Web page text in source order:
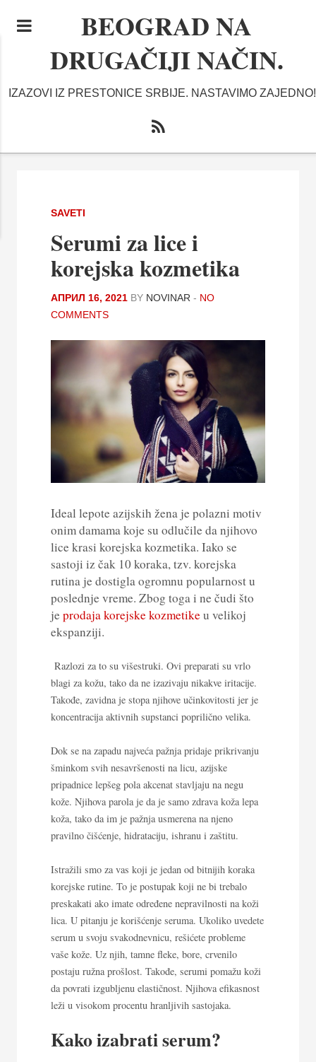
BEOGRAD NA
DRUGAČIJI NAČIN.
IZAZOVI IZ PRESTONICE SRBIJE. NASTAVIMO ZAJEDNO!
SAVETI
Serumi za lice i
korejska kozmetika
АПРИЛ 16, 2021 BY NOVINAR - NO
COMMENTS
Ideal lepote azijskih žena je polazni motiv
onim damama koje su odlučile da njihovo
lice krasi korejska kozmetika. Iako se
sastoji iz čak 10 koraka, tzv. korejska
rutina je dostigla ogromnu popularnost u
poslednje vreme. Zbog toga i ne čudi što
je prodaja korejske kozmetikeu velikoj
ekspanziji.
Razlozi za to su višestruki. Ovi preparati su vrlo
blagi za kožu, tako da ne izazivaju nikakve iritacije.
Takođe, zavidna je stopa njihove učinkovitosti jer je
koncentracija aktivnih supstanci poprilično velika.
Dok se na zapadu najveća pažnja pridaje prikrivanju
šminkom svih nesavršenosti na licu, azijske
pripadnice lepšeg pola akcenat stavljaju na negu
kože. Njihova parola je da je samo zdrava koža lepa
koža, tako da im je pažnja usmerena na njeno
pravilno čišćenje, hidrataciju, ishranu i zaštitu.
Istražili smo za vas koji je jedan od bitnijih koraka
korejske rutine. To je postupak koji ne bi trebalo
preskakati ako imate određene nepravilnosti na koži
lica. U pitanju je korišćenje seruma. Ukoliko uvedete
serum u svoju svakodnevnicu, rešićete probleme
vaše kože. Uz njih, tamne fleke, bore, crvenilo
postaju ružna prošlost. Takođe, serumi pomažu koži
da povrati izgubljenu elastičnost. Njihova efikasnost
leži u visokom procentu hranljivih sastojaka.
Kako izabrati serum?